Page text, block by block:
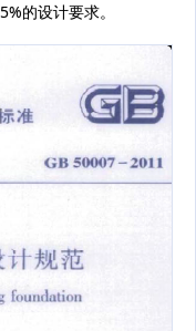
的设计要求。